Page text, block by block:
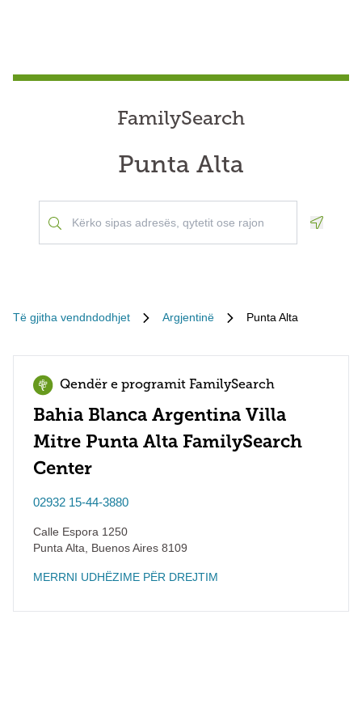
FamilySearch
Punta Alta
Të gjitha vendndodhjet Argjentinë Punta Alta
Qendër e programit FamilySearch
Bahia Blanca Argentina Villa
Mitre Punta Alta FamilySearch
Center
02932 15-44-3880
Calle Espora 1250
Punta Alta
Buenos Aires 8109
MERRNI UDHËZIME PËR DREJTIM